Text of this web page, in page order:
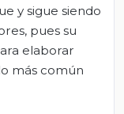
y sigue siendo
pues su
elaborar
más común